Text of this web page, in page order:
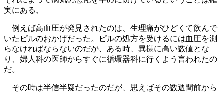
実にある。
例えば高血圧が発見されたのは、生理痛がひどくて飲んで
いたピルのおかげだった。ピルの処方を受けるには血圧を測
らなければならないのだが、ある時、異様に高い数値とな
り、婦人科の医師からすぐに循環器科に行くよう言われたの
だ。
その時は半信半疑だったのだが、思えばその数週間前から